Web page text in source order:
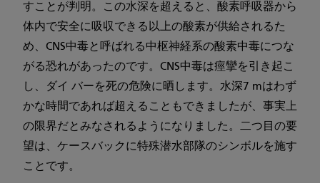
すことが判明。この水深を超えると、酸素呼吸器から
体内で安全に吸収できる以上の酸素が供給されるた
め、CNS中毒と呼ばれる中枢神経系の酸素中毒につな
がる恐れがあったのです。CNS中毒は痙攣を引き起こ
し、ダイ バーを死の危険に晒します。水深7 mはわず
かな時間であれば超えることもできましたが、事実上
の限界だとみなされるようになりました。二つ目の要
望は、ケースバックに特殊潜水部隊のシンボルを施す
ことです。